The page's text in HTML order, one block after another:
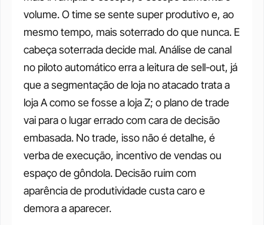
volume. O time se sente super produtivo e, ao
mesmo tempo, mais soterrado do que nunca. E
cabeça soterrada decide mal. Análise de canal
no piloto automático erra a leitura de sell-out, já
que a segmentação de loja no atacado trata a
loja A como se fosse a loja Z; o plano de trade
vai para o lugar errado com cara de decisão
embasada. No trade, isso não é detalhe, é
verba de execução, incentivo de vendas ou
espaço de gôndola. Decisão ruim com
aparência de produtividade custa caro e
demora a aparecer.